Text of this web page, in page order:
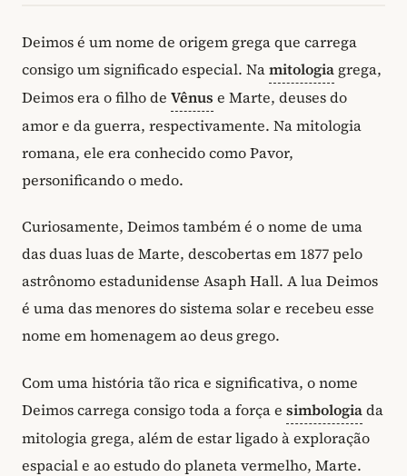
Deimos é um nome de origem grega que carrega
consigo um significado especial. Namitologia grega,
Deimos era o filho de Vênus e Marte, deuses do
amor e da guerra, respectivamente. Na mitologia
romana, ele era conhecido como Pavor,
personificando o medo.
Curiosamente, Deimos também é o nome de uma
das duas luas de Marte, descobertas em 1877 pelo
astrônomo estadunidense Asaph Hall. A lua Deimos
é uma das menores do sistema solar e recebeu esse
nome em homenagem ao deus grego.
Com uma história tão rica e significativa, o nome
Deimos carrega consigo toda a força e simbologiada
mitologia grega, além de estar ligado à exploração
espacial e ao estudo do planeta vermelho, Marte.